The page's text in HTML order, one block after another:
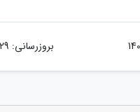
بروزرسانی: 29 دی 1401